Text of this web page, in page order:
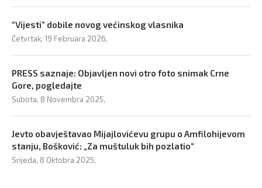
“Vijesti” dobile novog većinskog vlasnika
Četvrtak, 19 Februara 2026,
PRESS saznaje: Objavljen novi otro foto snimak Crne
Gore, pogledajte
Subota, 8 Novembra 2025,
Jevto obavještavao Mijajlovićevu grupu o Amfilohijevom
stanju, Bošković: „Za muštuluk bih pozlatio“
Srijeda, 8 Oktobra 2025,